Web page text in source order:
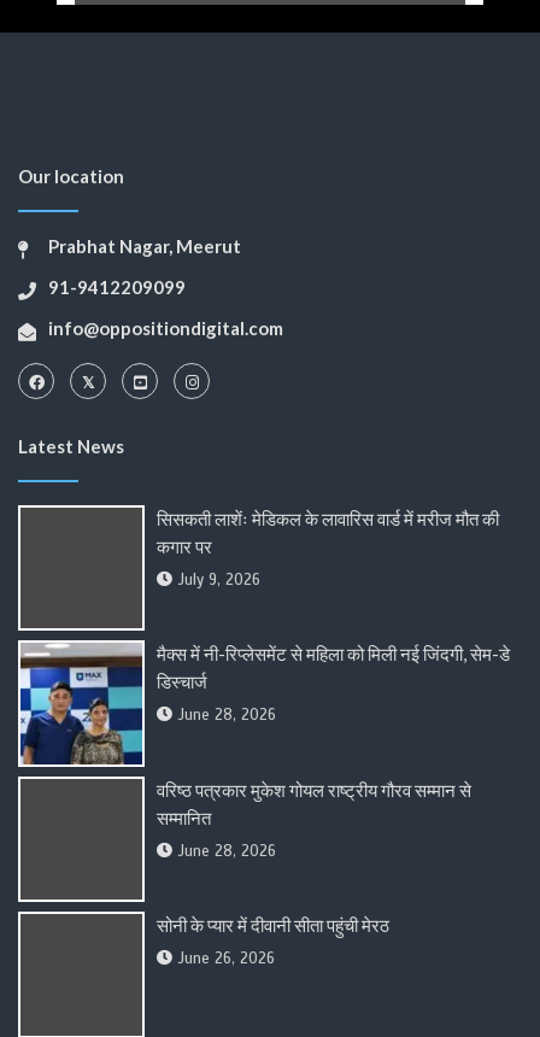
Our location
Prabhat Nagar, Meerut
91-9412209099
info@oppositiondigital.com
Latest News
सिसकती लाशेंः मेडिकल के लावारिस वार्ड में मरीज मौत की
कगार पर
July 9, 2026
मैक्स में नी-रिप्लेसमेंट से महिला को मिली नई जिंदगी, सेम-डे
डिस्चार्ज
June 28, 2026
वरिष्ठ पत्रकार मुकेश गोयल राष्ट्रीय गौरव सम्मान से
सम्मानित
June 28, 2026
सोनी के प्यार में दीवानी सीता पहुंची मेरठ
June 26, 2026